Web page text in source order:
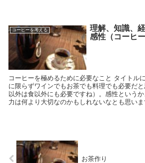
コーヒーを考える
理解、知識、
感性（コーヒー
コーヒーを極めるために必要なこと タイトル
に限らずワインでもお茶でも料理でも必要だ
以外は食以外にも必要ですね）。感性という
力は何より大切なのかもしれないなとも思いま
お茶作り